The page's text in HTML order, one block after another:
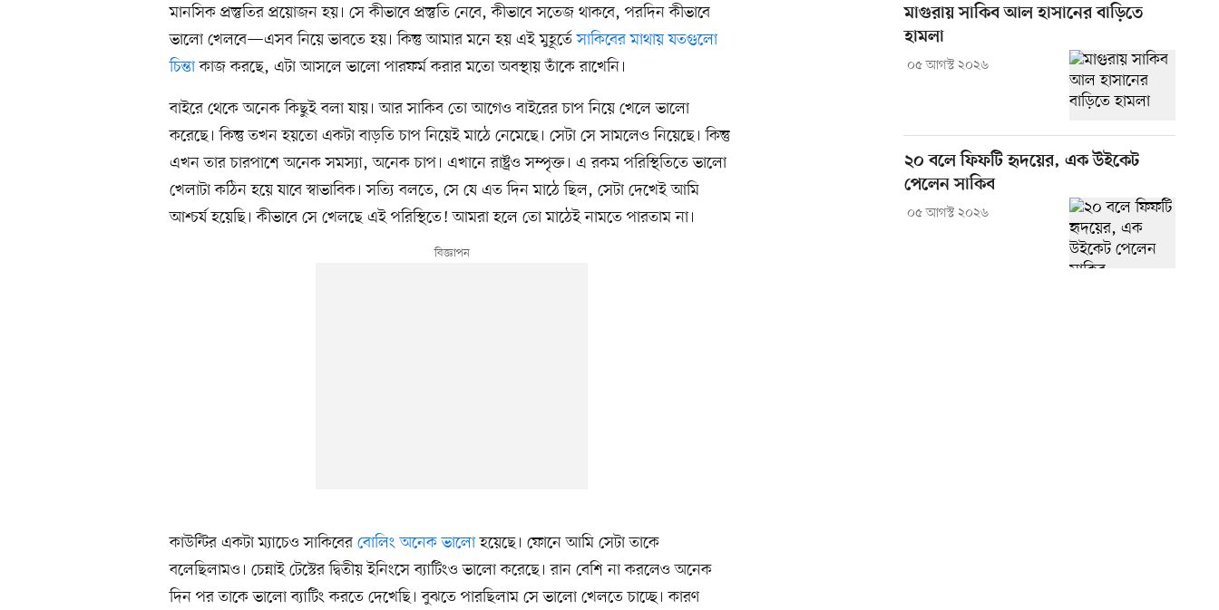
মানসিক প্রস্তুতির প্রয়োজন হয়। সে কীভাবে প্রস্তুতি নেবে, কীভাবে সতেজ থাকবে, পরদিন কীভাবে
ভালো খেলবে—এসব নিয়ে ভাবতে হয়। কিন্তু আমার মনে হয় এই মুহূর্তেসাকিবের মাথায় যতগুলো
চিন্তাকাজ করছে, এটা আসলে ভালো পারফর্ম করার মতো অবস্থায় তাঁকে রাখেনি।
বাইরে থেকে অনেক কিছুই বলা যায়। আর সাকিব তো আগেও বাইরের চাপ নিয়ে খেলে ভালো
করেছে। কিন্তু তখন হয়তো একটা বাড়তি চাপ নিয়েই মাঠে নেমেছে। সেটা সে সামলেও নিয়েছে। কিন্তু
এখন তার চারপাশে অনেক সমস্যা, অনেক চাপ। এখানে রাষ্ট্রও সম্পৃক্ত। এ রকম পরিস্থিতিতে ভালো
খেলাটা কঠিন হয়ে যাবে স্বাভাবিক। সত্যি বলতে, সে যে এত দিন মাঠে ছিল, সেটা দেখেই আমি
আশ্চর্য হয়েছি। কীভাবে সে খেলছে এই পরিস্থিতে! আমরা হলে তো মাঠেই নামতে পারতাম না।
কাউন্টির একটা ম্যাচেও সাকিবের বোলিং অনেক ভালোহয়েছে। ফোনে আমি সেটা তাকে
বলেছিলামও। চেন্নাই টেস্টের দ্বিতীয় ইনিংসে ব্যাটিংও ভালো করেছে। রান বেশি না করলেও অনেক
দিন পর তাকে ভালো ব্যাটিং করতে দেখেছি। বুঝতে পারছিলাম সে ভালো খেলতে চাচ্ছে। কারণ
মাগুরায় সাকিব আল হাসানের বাড়িতে
হামলা
০৫ আগস্ট ২০২৬
২০ বলে ফিফটি হৃদয়ের, এক উইকেট
পেলেন সাকিব
০৫ আগস্ট ২০২৬